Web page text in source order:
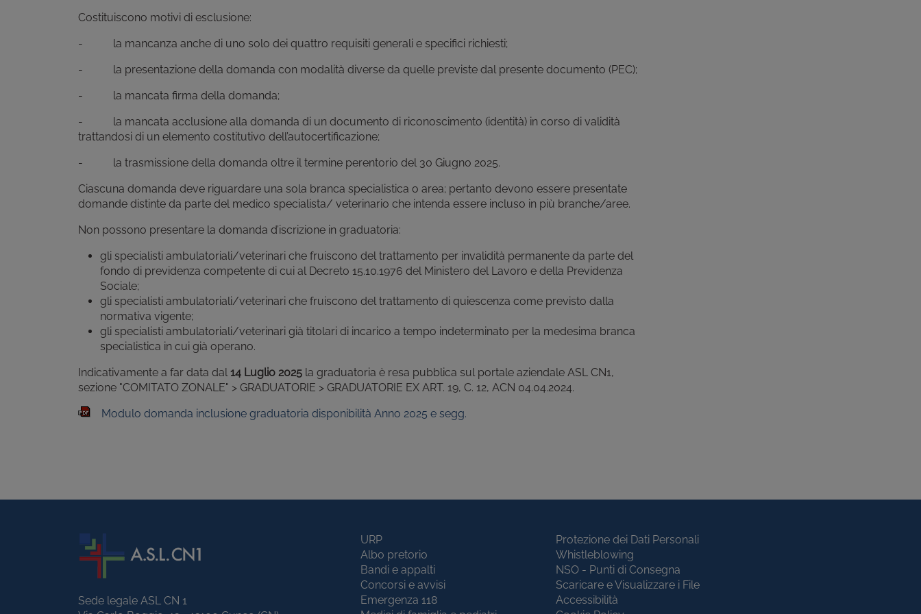
Costituiscono motivi di esclusione:
- la mancanza anche di uno solo dei quattro requisiti generali e specifici richiesti;
- la presentazione della domanda con modalità diverse da quelle previste dal presente documento (PEC);
- la mancata firma della domanda;
- la mancata acclusione alla domanda di un documento di riconoscimento (identità) in corso di validità
trattandosi di un elemento costitutivo dell’autocertificazione;
- la trasmissione della domanda oltre il termine perentorio del 30 Giugno 2025.
Ciascuna domanda deve riguardare una sola branca specialistica o area; pertanto devono essere presentate
domande distinte da parte del medico specialista/ veterinario che intenda essere incluso in più branche/aree.
Non possono presentare la domanda d’iscrizione in graduatoria:
gli specialisti ambulatoriali/veterinari che fruiscono del trattamento per invalidità permanente da parte del
fondo di previdenza competente di cui al Decreto 15.10.1976 del Ministero del Lavoro e della Previdenza
Sociale;
gli specialisti ambulatoriali/veterinari che fruiscono del trattamento di quiescenza come previsto dalla
normativa vigente;
gli specialisti ambulatoriali/veterinari già titolari di incarico a tempo indeterminato per la medesima branca
specialistica in cui già operano.
Indicativamente a far data dal14 Luglio 2025 la graduatoria è resa pubblica sul portale aziendale ASL CN1,
sezione "COMITATO ZONALE" > GRADUATORIE > GRADUATORIE EX ART. 19, C. 12, ACN 04.04.2024.
Modulo domanda inclusione graduatoria disponibilità Anno 2025 e segg.
Sede legale ASL CN 1
URP
Albo pretorio
Bandi e appalti
Concorsi e avvisi
Emergenza 118
Protezione dei Dati Personali
Whistleblowing
NSO - Punti di Consegna
Scaricare e Visualizzare i File
Accessibilità